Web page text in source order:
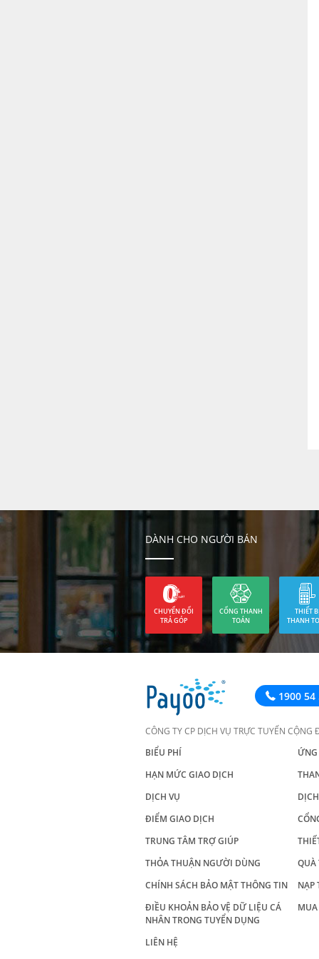
DÀNH CHO NGƯỜI BÁN
CHUYỂN ĐỔI
TRẢ GÓP
CỔNG THANH
TOÁN
THIẾT
THANH
1900 54
CÔNG TY CP DỊCH VỤ TRỰC TUYẾN CỘNG
BIỂU PHÍ
HẠN MỨC GIAO DỊCH
DỊCH VỤ
ĐIỂM GIAO DỊCH
TRUNG TÂM TRỢ GIÚP
THỎA THUẬN NGƯỜI DÙNG
CHÍNH SÁCH BẢO MẬT THÔNG TIN
ĐIỀU KHOẢN BẢO VỆ DỮ LIỆU CÁ
NHÂN TRONG TUYỂN DỤNG
LIÊN HỆ
QUÀ
NẠP
MUA